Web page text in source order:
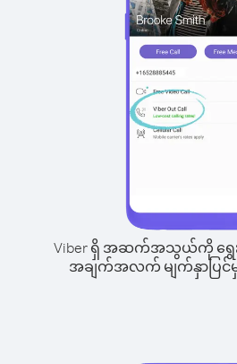
Viber ရှိ အဆက်အသွယ်ကို ရွေး
အချက်အလက် မျက်နှာပြင်မှန